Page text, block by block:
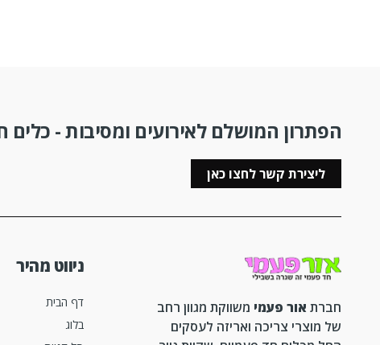
הפתרון המושלם לאירועים ומסיבות - כלים
ליצירת קשר לחצו כאן
חברת אור פעמי משווקת מגוון רחב
של מוצרי צריכה ואריזה לעסקים
ניווט מהיר
דף הבית
בלוג